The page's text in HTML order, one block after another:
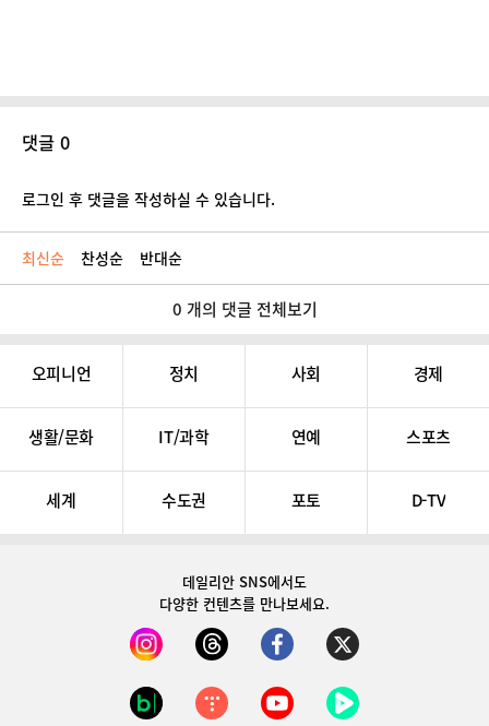
댓글 0
로그인 후 댓글을 작성하실 수 있습니다.
최신순 찬성순 반대순
0 개의 댓글 전체보기
오피니언 정치 사회 경제
생활/문화 IT/과학 연예 스포츠
세계 수도권 포토 D-TV
데일리안 SNS에서도
다양한 컨텐츠를 만나보세요.